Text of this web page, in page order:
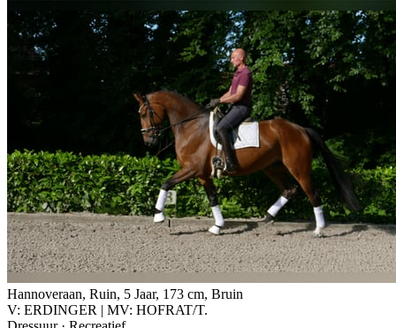
Hannoveraan, Ruin, 5 Jaar, 173 cm, Bruin
V: ERDINGER | MV: HOFRAT/T.